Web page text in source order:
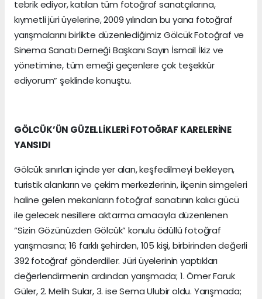
tebrik ediyor, katılan tüm fotoğraf sanatçılarına,
kıymetli jüri üyelerine, 2009 yılından bu yana fotoğraf
yarışmalarını birlikte düzenlediğimiz Gölcük Fotoğraf ve
Sinema Sanatı Derneği Başkanı Sayın İsmail İkiz ve
yönetimine, tüm emeği geçenlere çok teşekkür
ediyorum” şeklinde konuştu.
GÖLCÜK’ÜN GÜZELLİKLERİ FOTOĞRAF KARELERİNE
YANSIDI
Gölcük sınırları içinde yer alan, keşfedilmeyi bekleyen,
turistik alanların ve çekim merkezlerinin, ilçenin simgeleri
haline gelen mekanların fotoğraf sanatının kalıcı gücü
ile gelecek nesillere aktarma amacıyla düzenlenen
“Sizin Gözünüzden Gölcük” konulu ödüllü fotoğraf
yarışmasına; 16 farklı şehirden, 105 kişi, birbirinden değerli
392 fotoğraf gönderdiler. Jüri üyelerinin yaptıkları
değerlendirmenin ardından yarışmada; 1. Ömer Faruk
Güler, 2. Melih Sular, 3. ise Sema Ulubir oldu. Yarışmada;